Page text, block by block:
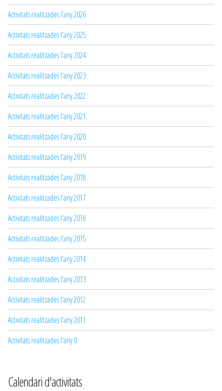
Activitats realitzades l'any 2026
Activitats realitzades l'any 2025
Activitats realitzades l'any 2024
Activitats realitzades l'any 2023
Activitats realitzades l'any 2022
Activitats realitzades l'any 2021
Activitats realitzades l'any 2020
Activitats realitzades l'any 2019
Activitats realitzades l'any 2018
Activitats realitzades l'any 2017
Activitats realitzades l'any 2016
Activitats realitzades l'any 2015
Activitats realitzades l'any 2014
Activitats realitzades l'any 2013
Activitats realitzades l'any 2012
Activitats realitzades l'any 2011
Activitats realitzades l'any 0
Calendari d'activitats